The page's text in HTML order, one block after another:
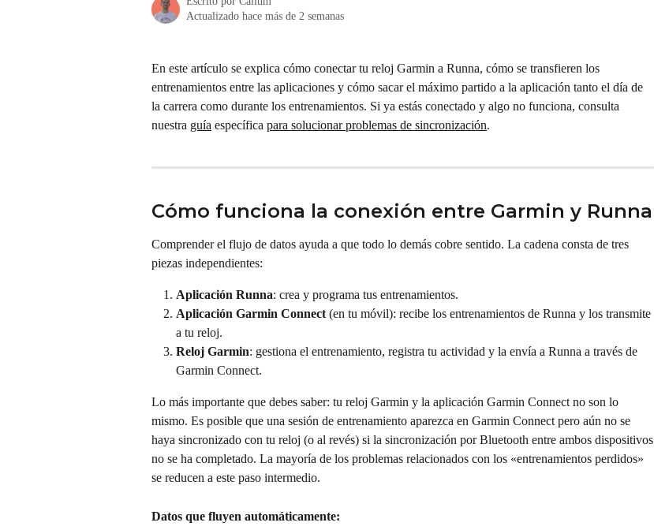
Actualizado hace más de 2 semanas
En este artículo se explica cómo conectar tu reloj Garmin a Runna, cómo se transfieren los
entrenamientos entre las aplicaciones y cómo sacar el máximo partido a la aplicación tanto el día de
la carrera como durante los entrenamientos. Si ya estás conectado y algo no funciona, consulta
nuestra guía específica para solucionar problemas de sincronización.
Cómo funciona la conexión entre Garmin y Runna
Comprender el flujo de datos ayuda a que todo lo demás cobre sentido. La cadena consta de tres
piezas independientes:
Aplicación Runna: crea y programa tus entrenamientos.
Aplicación Garmin Connect (en tu móvil): recibe los entrenamientos de Runna y los transmite
a tu reloj.
Reloj Garmin: gestiona el entrenamiento, registra tu actividad y la envía a Runna a través de
Garmin Connect.
Lo más importante que debes saber: tu reloj Garmin y la aplicación Garmin Connect no son lo
mismo. Es posible que una sesión de entrenamiento aparezca en Garmin Connect pero aún no se
haya sincronizado con tu reloj (o al revés) si la sincronización por Bluetooth entre ambos dispositivos
no se ha completado. La mayoría de los problemas relacionados con los «entrenamientos perdidos»
se reducen a este paso intermedio.
Datos que fluyen automáticamente: